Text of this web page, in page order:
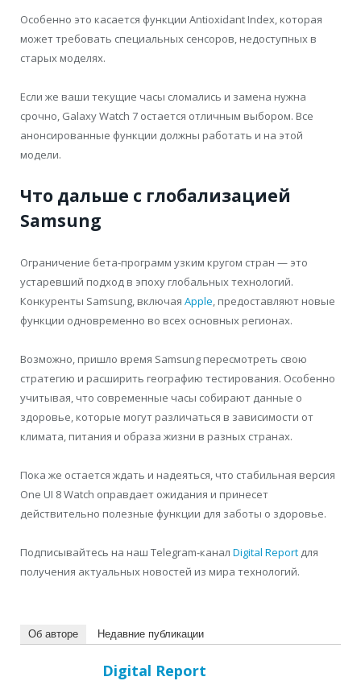
Особенно это касается функции Antioxidant Index, которая
может требовать специальных сенсоров, недоступных в
старых моделях.
Если же ваши текущие часы сломались и замена нужна
срочно, Galaxy Watch 7 остается отличным выбором. Все
анонсированные функции должны работать и на этой
модели.
Что дальше с глобализацией
Samsung
Ограничение бета-программ узким кругом стран — это
устаревший подход в эпоху глобальных технологий.
Конкуренты Samsung, включая Apple, предоставляют новые
функции одновременно во всех основных регионах.
Возможно, пришло время Samsung пересмотреть свою
стратегию и расширить географию тестирования. Особенно
учитывая, что современные часы собирают данные о
здоровье, которые могут различаться в зависимости от
климата, питания и образа жизни в разных странах.
Пока же остается ждать и надеяться, что стабильная версия
One UI 8 Watch оправдает ожидания и принесет
действительно полезные функции для заботы о здоровье.
Подписывайтесь на наш Telegram-канал Digital Report для
получения актуальных новостей из мира технологий.
Об авторе Недавние публикации
Digital Report